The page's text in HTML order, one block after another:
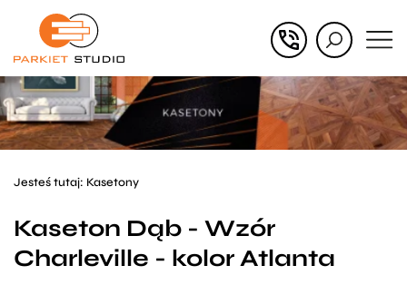
Przejdź
głównego
Przejdź
menu
w
stopce
Jesteś tutaj: Kasetony
Kaseton Dąb - Wzór
Charleville - kolor Atlanta